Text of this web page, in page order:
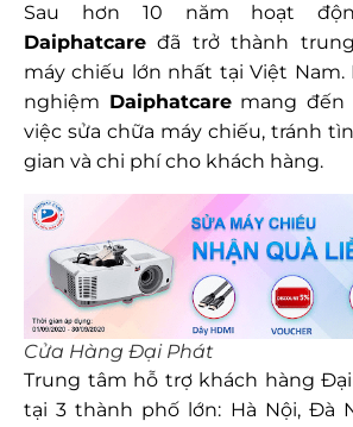
Sau hơn 10 năm hoạt
Daiphatcare đã trở thành
máy chiếu lớn nhất tại Việt
nghiệm Daiphatcaremang đến
việc sửa chữa máy chiếu, tránh
gian và chi phí cho khách hàng.
Cửa Hàng Đại Phát
Trung tâm hỗ trợ khách hàng
tại 3 thành phố lớn: Hà Nội, Đà